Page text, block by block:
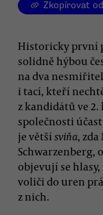
Zkopírovat
Historicky první
solidně hýbou
na dva
i tací, kteří
z kandidátů ve
společnosti
je větší sviňa,
Schwarzenberg,
objevují se
voliči do uren
z nich.